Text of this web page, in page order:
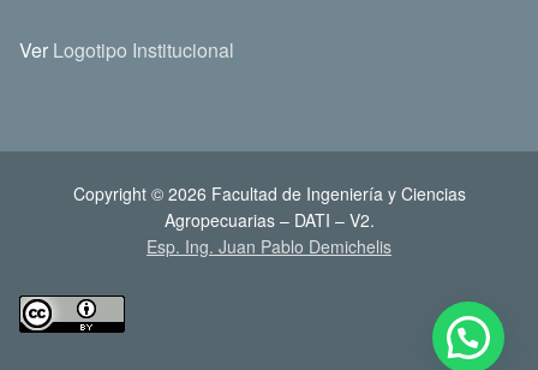
Ver Logotipo Institucional
Copyright © 2026 Facultad de Ingeniería y Ciencias
Agropecuarias – DATI – V2.
Esp. Ing. Juan Pablo Demichelis